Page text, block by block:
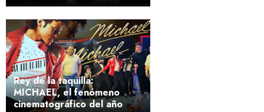
Rey de la taquilla:
MICHAEL, el fenómeno
cinematográfico del año